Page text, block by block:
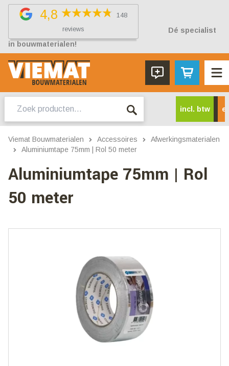
4,8
148
reviews
Dé specialist
in bouwmaterialen!
naar:
incl. btw
Viemat Bouwmaterialen Accessoires
Afwerkingsmaterialen
Aluminiumtape 75mm | Rol 50 meter
Aluminiumtape 75mm | Rol
50 meter